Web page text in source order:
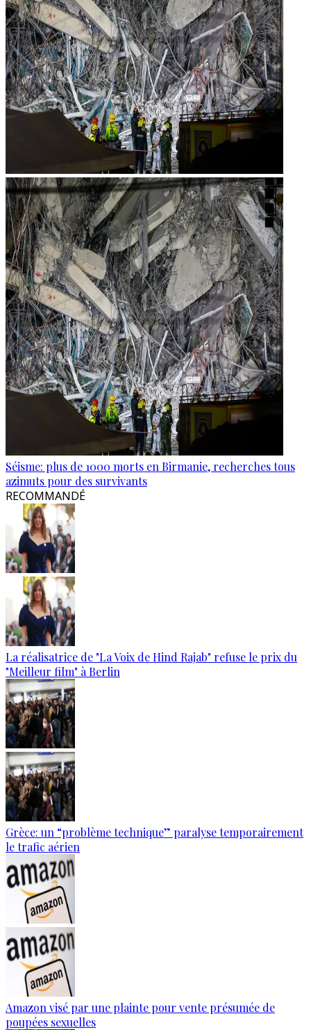
Séisme: plus de 1000 morts en Birmanie, recherches tous
azimuts pour des survivants
RECOMMANDÉ
La réalisatrice de "La Voix de Hind Rajab" refuse le prix du
"Meilleur film" à Berlin
Grèce: un “problème technique” paralyse temporairement
le trafic aérien
Amazon visé par une plainte pour vente présumée de
poupées sexuelles